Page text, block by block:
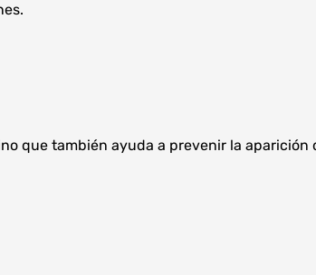
que también ayuda a prevenir la aparición